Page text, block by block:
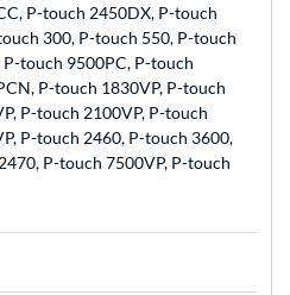
P-touch 2450DX, P-touch
300, P-touch 550, P-touch
touch 9500PC, P-touch
P-touch 1830VP, P-touch
P-touch 2100VP, P-touch
P-touch 2460, P-touch 3600,
P-touch 7500VP, P-touch